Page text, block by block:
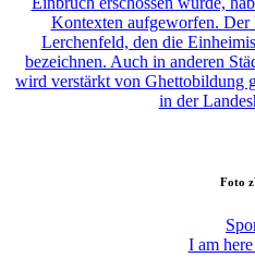
Kontexten aufgeworfen. Der
Lerchenfeld, den die
bezeichnen. Auch in anderen
wird verstärkt von Ghettobildung
in der
Foto
I am